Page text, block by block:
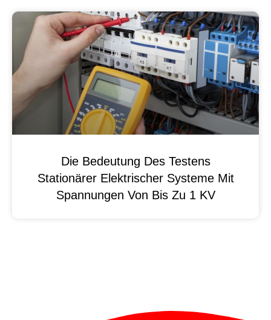
Die Bedeutung Des Testens
Stationärer Elektrischer Systeme Mit
Spannungen Von Bis Zu 1 KV